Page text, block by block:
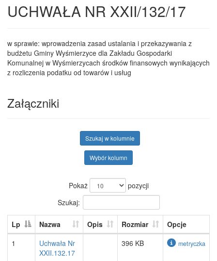
UCHWAŁA NR XXII/132/17
w sprawie: wprowadzenia zasad ustalania i przekazywania z
budżetu Gminy Wyśmierzyce dla Zakładu Gospodarki
Komunalnej w Wyśmierzycach środków finansowych wynikających
z rozliczenia podatku od towarów i usług
Załączniki
Szukaj w kolumnie
Wybór kolumn
Pokaż
pozycji
Szukaj:
Lp Nazwa Opis Rozmiar
Opcje
1
Uchwała Nr
XXII.132.17
396 KB metryczka